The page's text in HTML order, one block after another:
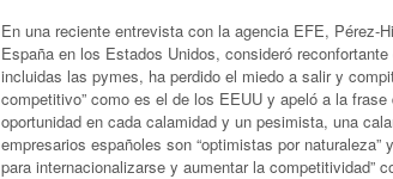
En una reciente entrevista con la agencia EFE, Pérez-
España en los Estados Unidos, consideró
incluidas las pymes, ha perdido el miedo a salir y
competitivo” como es el de los EEUU y apeló a la
oportunidad en cada calamidad y un pesimista, una
empresarios españoles son “optimistas por naturaleza”
para internacionalizarse y aumentar la competitividad”